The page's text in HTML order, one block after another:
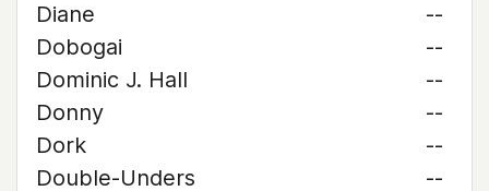
Diane
--
Dobogai
--
Dominic J. Hall
--
Donny
--
Dork
--
Double-Unders
--